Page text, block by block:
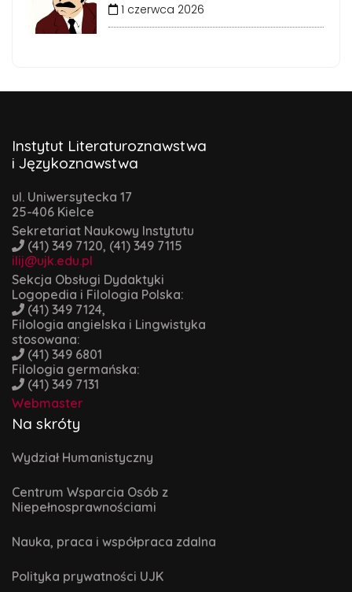
1 czerwca 2026
Instytut Literaturoznawstwa
i Językoznawstwa
ul. Uniwersytecka 17
25-406 Kielce
Sekretariat Naukowy Instytutu
(41) 349 7120, (41) 349 7115
ilij@ujk.edu.pl
Sekcja Obsługi Dydaktyki
Logopedia i Filologia Polska:
(41) 349 7124,
Filologia angielska i Lingwistyka
stosowana:
(41) 349 6801
Filologia germańska:
(41) 349 7131
Webmaster
Na skróty
Wydział Humanistyczny
Centrum Wsparcia Osób z
Niepełnosprawnościami
Nauka, praca i współpraca zdalna
Polityka prywatności UJK